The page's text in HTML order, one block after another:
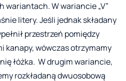
wariantach. W wariancie „V”
litery. Jeśli jednak składany
przestrzeń pomiędzy
kanapy, wówczas otrzymamy
łóżka. W drugim wariancie,
rozkładaną dwuosobową